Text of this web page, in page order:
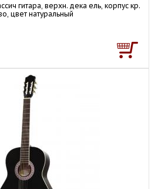
гитара, верхн. дека ель, корпус кр.
цвет натуральный